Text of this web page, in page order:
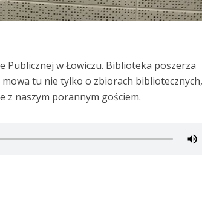
Publicznej w Łowiczu. Biblioteka poszerza
tu nie tylko o zbiorach
z naszym porannym gościem.